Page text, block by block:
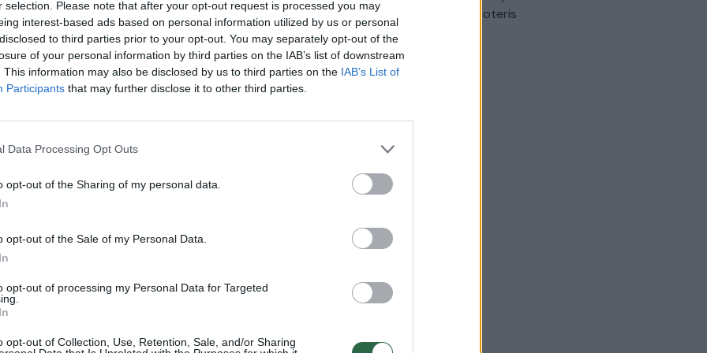
selection. Please note that after your opt-out request is processed you may
interest-based ads based on personal information utilized by us or personal
to third parties prior to your opt-out. You may separately opt-out of the
of your personal information by third parties on the IAB’s list of downstream
This information may also be disclosed by us to third parties on the IAB’s List of
Participants that may further disclose it to other third parties.
Data Processing Opt Outs
opt-out of the Sharing of my personal data.
opt-out of the Sale of my Personal Data.
opt-out of processing my Personal Data for Targeted
opt-out of Collection, Use, Retention, Sale, and/or Sharing
Žaneiro olimpiada Plaukimas
Visi įrašai
liko
Plinta audros vaizdai iš visos Lietuvos:
medžius
darbo savaitę: karščiai atsitrauks
automobilis sužalojo dvi moteris
Žinios Lietuvos diena